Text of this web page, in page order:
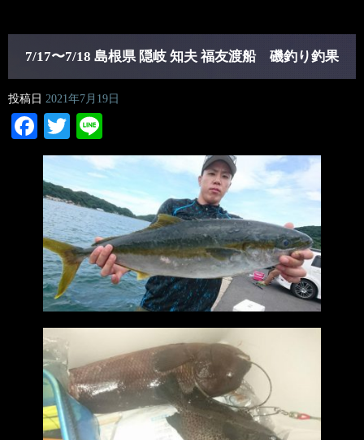
7/17〜7/18 島根県 隠岐 知夫 福友渡船 磯釣り釣果
投稿日 2021年7月19日
Facebook
Twitter